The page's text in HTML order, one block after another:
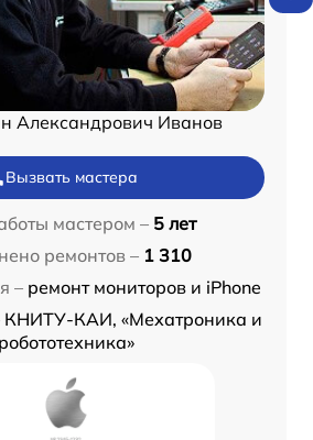
Александрович Иванов
Вызвать мастера
мастером – 5 лет
ремонтов – 1 310
– ремонт мониторов и iPhone
КНИТУ-КАИ, «Мехатроника и
робототехника»